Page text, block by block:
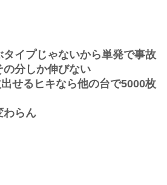
タイプじゃないから単発で事故
の分しか伸びない
せるヒキなら他の台で5000枚
わらん